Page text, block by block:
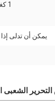
1 كغم/التخزين المؤقت
يمكن أن تدلى